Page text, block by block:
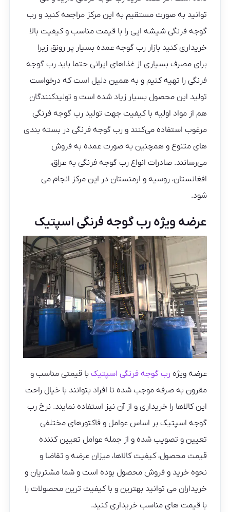
توانید به صورت مستقیم به این مرکز مراجعه کنید و رب
گوجه فرنگی شیشه ایی را با قیمت مناسب و کیفیت بالا
خریداری کنید بازار رب گوجه عمده بسیار پر رونق زیرا
برای مصرف بسیاری از غذاهای ایرانی حتما باید رب گوجه
فرنگی را تهیه کنیم و به همین دلیل است که درخواست
تولید این محصول بسیار زیاد شده است و تولیدکنندگان
هم از مواد اولیه با کیفیت جهت تولید رب گوجه فرنگی
مرغوب استفاده می‌کنند و رب گوجه فرنگی در بسته بندی
های متنوع و همچنین به صورت عمده به فروش
می‌رسانند. صادرات انواع رب گوجه فرنگی به عراق،
افغانستان، روسیه و ارمنستان در این مرکز انجام می
شود.
عرضه ویژه رب گوجه فرنگی اسپتیک
عرضه ویژه رب گوجه فرنگی اسپتیک با قیمتی مناسب و
مقرون به صرفه موجب شده تا افراد بتوانند با خیال راحت
این کالاها را خریداری و از آن نیز استفاده نمایند. نرخ رب
گوجه اسپتیک بر اساس عوامل و فاکتورهای مختلفی
تعیین و تصویب شده و از جمله عوامل تعیین کننده
قیمت محصول، کیفیت کالاها، میزان عرضه و تقاضا و
نحوه خرید و فروش محصول بوده است و شما مشتریان و
خریداران می توانید بهترین و با کیفیت ترین محصولات را
با قیمت های مناسب خریداری کنید.